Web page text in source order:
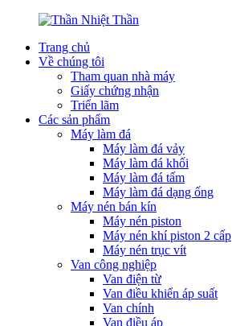
Trang chủ
Về chúng tôi
Tham quan nhà máy
Giấy chứng nhận
Triển lãm
Các sản phẩm
Máy làm đá
Máy làm đá vảy
Máy làm đá khối
Máy làm đá tấm
Máy làm đá dạng ống
Máy nén bán kín
Máy nén piston
Máy nén khí piston 2 cấp
Máy nén trục vít
Van công nghiệp
Van điện từ
Van điều khiển áp suất
Van chính
Van điều áp